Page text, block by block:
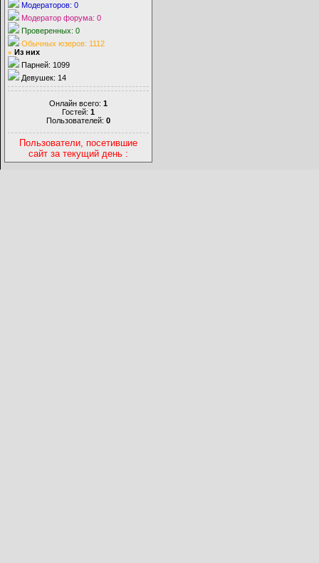
Модераторов: 0
Модератор форума: 0
Проверенных: 0
Обычных юзеров: 1112
» Из них
Парней: 1099
Девушек: 14
Онлайн всего: 1
Гостей: 1
Пользователей: 0
Пользователи, посетившие
сайт за текущий день :